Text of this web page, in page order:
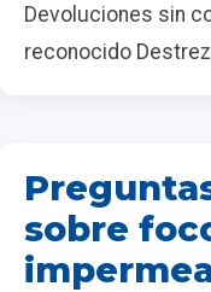
Devoluciones sin
reconocido
sobre